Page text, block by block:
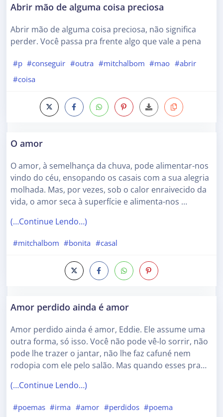
Abrir mão de alguma coisa preciosa
Abrir mão de alguma coisa preciosa, não significa
perder. Você passa pra frente algo que vale a pena
#p #conseguir #outra #mitchalbom #mao #abrir
#coisa
O amor
O amor, à semelhança da chuva, pode alimentar-nos
vindo do céu, ensopando os casais com a sua alegria
molhada. Mas, por vezes, sob o calor enraivecido da
vida, o amor seca à superfície e alimenta-nos …
(…Continue Lendo…)
#mitchalbom #bonita #casal
Amor perdido ainda é amor
Amor perdido ainda é amor, Eddie. Ele assume uma
outra forma, só isso. Você não pode vê-lo sorrir, não
pode lhe trazer o jantar, não lhe faz cafuné nem
rodopia com ele pelo salão. Mas quando esses pra…
(…Continue Lendo…)
#poemas #irma #amor #perdidos #poema